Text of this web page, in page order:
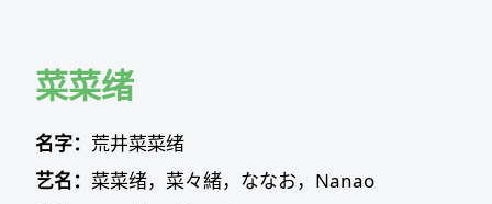
菜菜绪
名字： 荒井菜菜绪
艺名： 菜菜绪，菜々緒，ななお，Nanao